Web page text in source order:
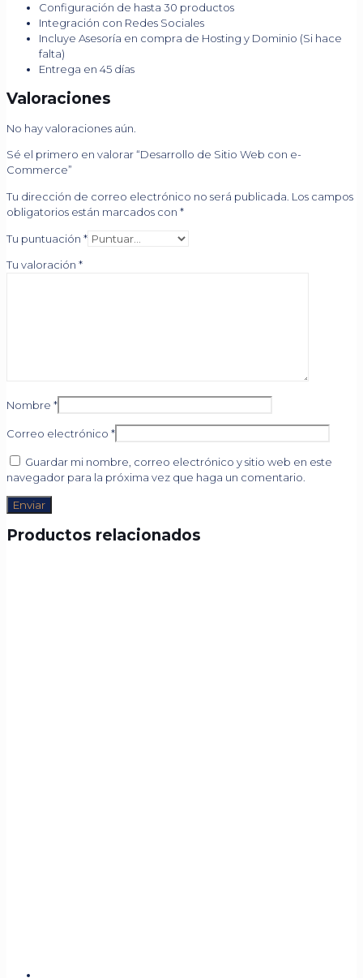
Configuración de hasta 30 productos
Integración con Redes Sociales
Incluye Asesoría en compra de Hosting y Dominio (Si hace
falta)
Entrega en 45 días
Valoraciones
No hay valoraciones aún.
Sé el primero en valorar “Desarrollo de Sitio Web con e-
Commerce”
Tu dirección de correo electrónico no será publicada. Los campos
obligatorios están marcados con *
Tu puntuación *
Tu valoración *
Nombre *
Correo electrónico *
Guardar mi nombre, correo electrónico y sitio web en este
navegador para la próxima vez que haga un comentario.
Productos relacionados